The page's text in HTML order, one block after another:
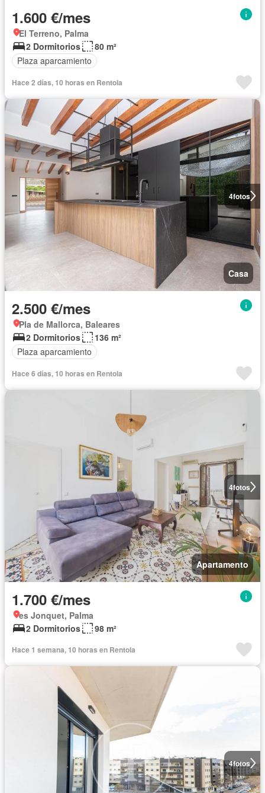
1.600 €/mes
El Terreno, Palma
2 Dormitorios
80 m²
Plaza aparcamiento
Hace 2 días, 10 horas en Rentola
4fotos
Casa
2.500 €/mes
Pla de Mallorca, Baleares
2 Dormitorios
136 m²
Plaza aparcamiento
Hace 6 días, 10 horas en Rentola
4fotos
Apartamento
1.700 €/mes
es Jonquet, Palma
2 Dormitorios
98 m²
Hace 1 semana, 10 horas en Rentola
4fotos